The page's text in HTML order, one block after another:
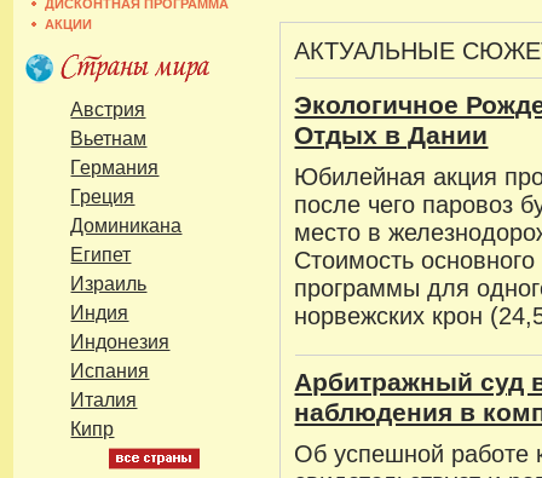
ДИСКОНТНАЯ ПРОГРАММА
АКЦИИ
Австрия
Вьетнам
Германия
Греция
Доминикана
Египет
Израиль
Индия
Индонезия
Испания
Италия
Кипр
АКТУАЛЬНЫЕ
Экологичное
Отдых в Дании
Юбилейная акция
после чего паровоз
место в
Стоимость основного
программы для
норвежских крон
Арбитражный суд
наблюдения в
Об успешной работе